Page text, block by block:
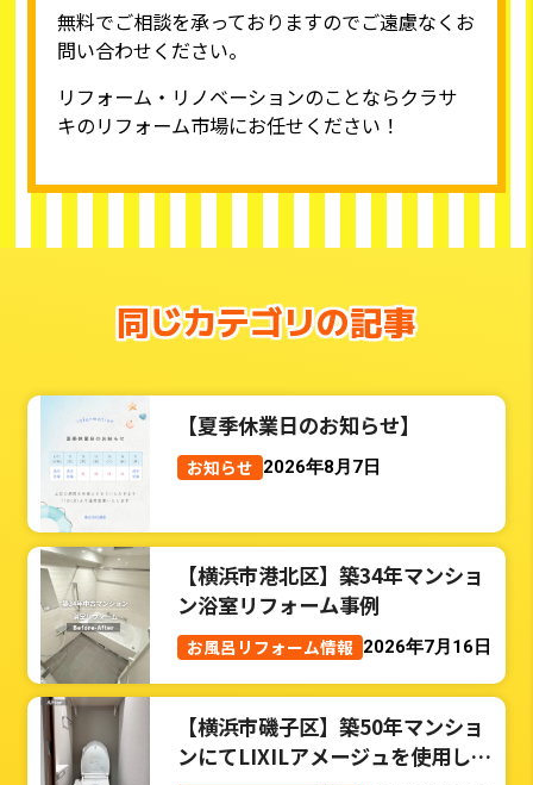
無料でご相談を承っておりますのでご遠慮なくお
問い合わせください。
リフォーム・リノベーションのことならクラサ
キのリフォーム市場にお任せください！
同じカテゴリの記事
【夏季休業日のお知らせ】
お知らせ 2026年8月7日
【横浜市港北区】築34年マンショ
ン浴室リフォーム事例
お風呂リフォーム情報 2026年7月16日
【横浜市磯子区】築50年マンショ
ンにてLIXILアメージュを使用した